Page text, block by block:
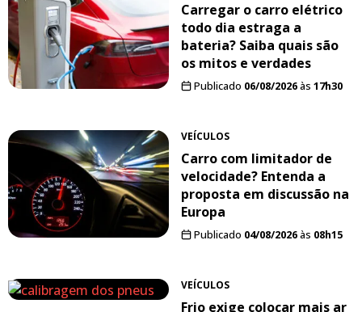
Carregar o carro elétrico
todo dia estraga a
bateria? Saiba quais são
os mitos e verdades
Publicado 06/08/2026às 17h30
VEÍCULOS
Carro com limitador de
velocidade? Entenda a
proposta em discussão na
Europa
Publicado 04/08/2026às 08h15
VEÍCULOS
Frio exige colocar mais ar